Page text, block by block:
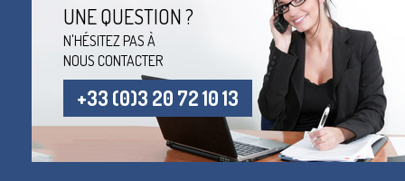
UNE QUESTION ?
N'HÉSITEZ PAS À
NOUS CONTACTER
+33 (0)3 20 72 10 13